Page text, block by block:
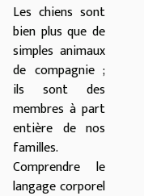
Les chiens sont
bien plus que de
simples animaux
de compagnie ;
ils sont des
membres à part
entière de nos
familles.
Comprendre le
langage corporel